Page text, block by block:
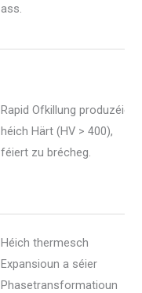
ass.
Rapid Ofkillung produzéiert
héich Härt (HV > 400),
féiert zu brécheg.
Héich thermesch
Expansioun a séier
Phasetransformatioun